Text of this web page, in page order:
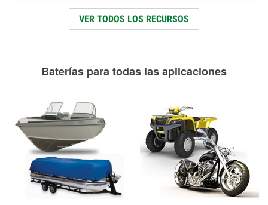
VER TODOS LOS RECURSOS
Baterías para todas las aplicaciones